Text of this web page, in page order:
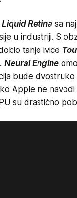
Liquid Retina sa
u industriji. S
tanje ivice
. Neural Engine
bude dvostruko
Apple ne navodi
su drastično